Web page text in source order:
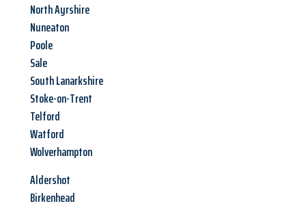
North Ayrshire
Nuneaton
Poole
Sale
South Lanarkshire
Stoke-on-Trent
Telford
Watford
Wolverhampton
Aldershot
Birkenhead